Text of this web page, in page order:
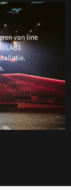
van line
LAB1